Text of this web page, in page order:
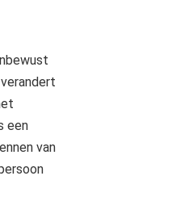
een
van